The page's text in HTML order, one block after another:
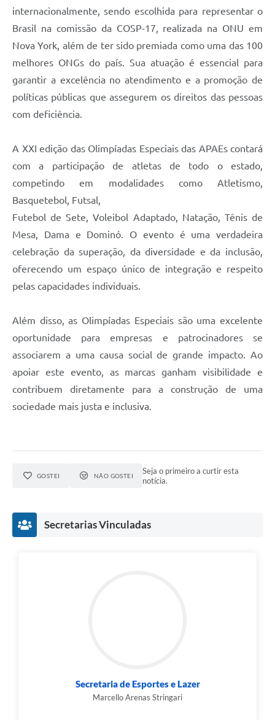
internacionalmente, sendo escolhida para representar o
Brasil na comissão da COSP-17, realizada na ONU em
Nova York, além de ter sido premiada como uma das 100
melhores ONGs do país. Sua atuação é essencial para
garantir a excelência no atendimento e a promoção de
políticas públicas que assegurem os direitos das pessoas
com deficiência.
A XXI edição das Olimpíadas Especiais das APAEs contará
com a participação de atletas de todo o estado,
competindo em modalidades como Atletismo,
Basquetebol, Futsal,
Futebol de Sete, Voleibol Adaptado, Natação, Tênis de
Mesa, Dama e Dominó. O evento é uma verdadeira
celebração da superação, da diversidade e da inclusão,
oferecendo um espaço único de integração e respeito
pelas capacidades individuais.
Além disso, as Olimpíadas Especiais são uma excelente
oportunidade para empresas e patrocinadores se
associarem a uma causa social de grande impacto. Ao
apoiar este evento, as marcas ganham visibilidade e
contribuem diretamente para a construção de uma
sociedade mais justa e inclusiva.
GOSTEI NÃO GOSTEI
Seja o primeiro a curtir esta
notícia.
Secretarias Vinculadas
Secretaria de Esportes e Lazer
Marcello Arenas Stringari